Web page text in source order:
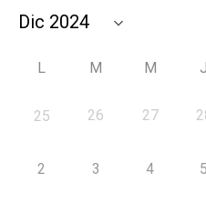
L M M J
25 26 27
2 3 4 5